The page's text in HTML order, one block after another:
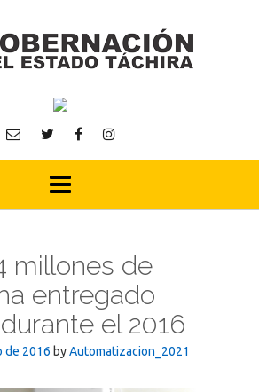
millones de
entregado
el 2016
de 2016 byAutomatizacion_2021